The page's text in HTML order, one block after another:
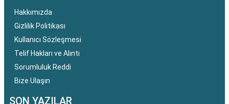
Hakkımızda
Gizlilik Politikası
Kullanıcı Sözleşmesi
Telif Hakları ve Alıntı
Sorumluluk Reddi
Bize Ulaşın
SON YAZILAR